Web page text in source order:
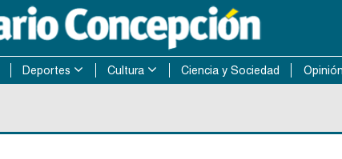
Deportes Cultura Ciencia y Sociedad Opinión